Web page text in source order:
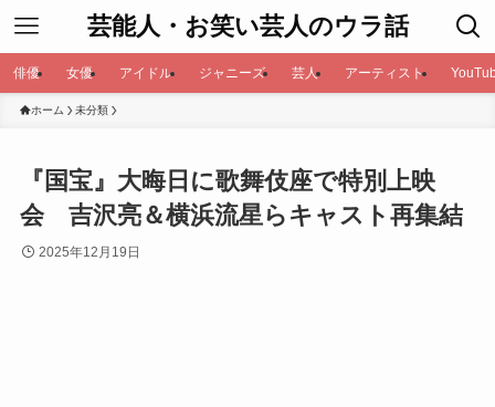
芸能人・お笑い芸人のウラ話
俳優 女優 アイドル ジャニーズ 芸人 アーティスト
ホーム 未分類
『国宝』大晦日に歌舞伎座で特別上映
会 吉沢亮＆横浜流星らキャスト再集結
2025年12月19日